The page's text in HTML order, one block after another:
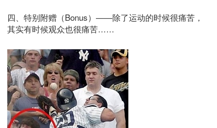
四、特别附赠（Bonus）——除了运动的时候很痛苦，
其实有时候观众也很痛苦……